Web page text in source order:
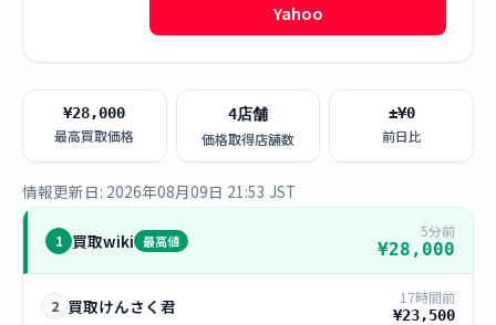
Yahoo
¥28,000
最高買取価格
4店舗
価格取得店舗数
±¥0
前日比
情報更新日: 2026年08月09日 21:53 JST
1 買取wiki 最高値
5分前
¥28,000
2 買取けんさく君 17時間前
¥23,500